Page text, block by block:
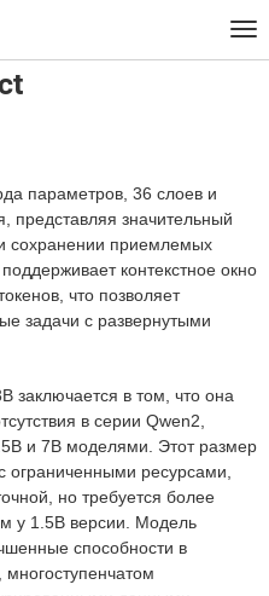
параметров, 36 слоев и
представляя значительный
сохранении приемлемых
контекстное окно
что позволяет
задачи с развернутыми
заключается в том, что она
в серии Qwen2,
и 7B моделями. Этот размер
ограниченными ресурсами,
но требуется более
у 1.5B версии. Модель
способности в